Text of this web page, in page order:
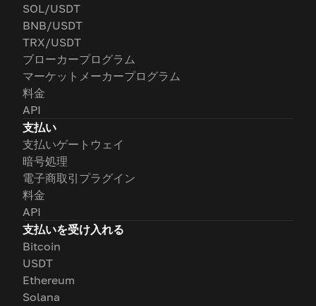
SOL/USDT
BNB/USDT
TRX/USDT
ブローカープログラム
マーケットメーカープログラム
料金
API
支払い
支払いゲートウェイ
暗号処理
電子商取引プラグイン
料金
API
支払いを受け入れる
Bitcoin
USDT
Ethereum
Solana